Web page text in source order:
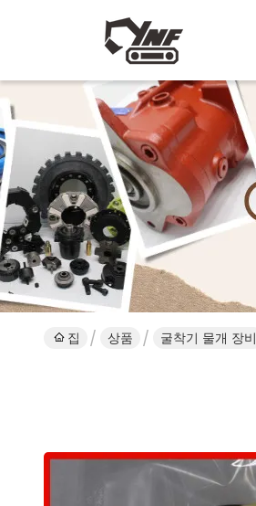
집 상품 굴착기 물개 장비